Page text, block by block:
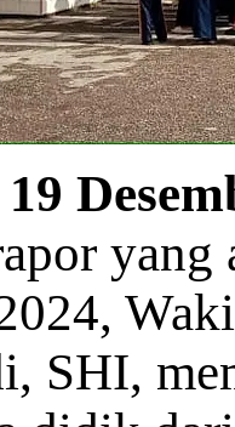
yang
SHI,